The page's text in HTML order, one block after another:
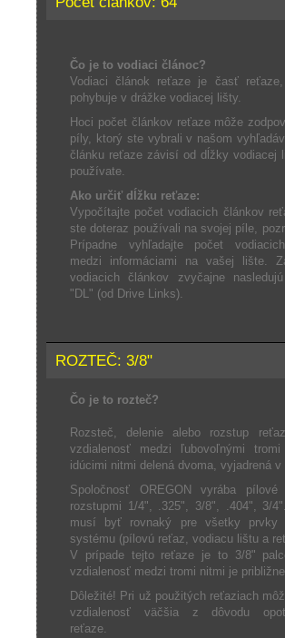
Čo je to vodiaci článoc?
Vodiaci článok reťaze je časť
pohybuje v drážke vodiacej lišty.
Hoci počet článkov reťaze môže
píly, ktorý ste vybrali v našom
článku reťaze závisí od dĺžky vodiacej
používate.
Ako určiť dĺžku reťaze:
Vypočítajte počet vodiacich článkov
ste doteraz používali na svojej píle,
Prípadne vyhľadajte počet
medzi informáciami na vašej lište.
vodiacich článkov zvyčajne
"DL" (od Drive Links).
ROZTEČ: 3/8"
Čo je to rozteč?
Rozsteč, delenie alebo rozstup
vzdialenosť medzi ľubovoľnými
idúcimi nitmi delená dvoma, vyjadrená v
Spoločnosť OREGON vyrába
rozstupmi 1/4", .325", 3/8", .404", 3/
musí byť rovnaký pre všetky prvky
systému (pílovú reťaz, vodiacu lištu a
V prípade tejto reťaze je to 3/8"
vzdialenosť medzi tromi nitmi je približne
Dôležité! Pri už použitých reťaziach
vzdialenosť väčšia z dôvodu
reťaze.